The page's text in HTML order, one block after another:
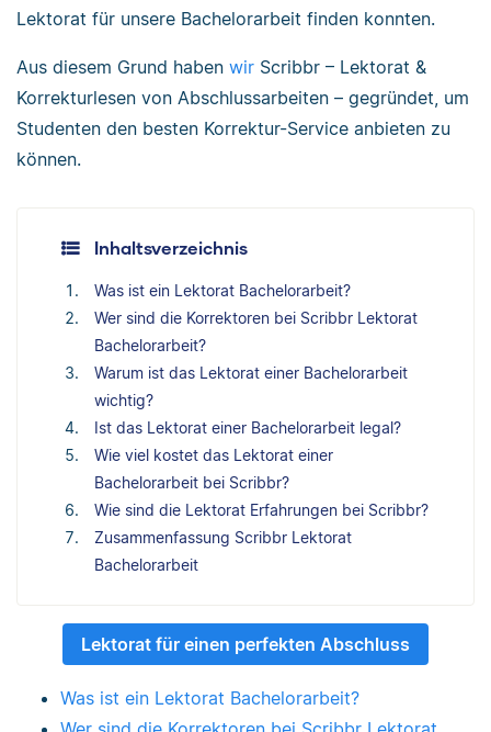
Lektorat für unsere Bachelorarbeit finden konnten.
Aus diesem Grund haben wir Scribbr – Lektorat &
Korrekturlesen von Abschlussarbeiten – gegründet, um
Studenten den besten Korrektur-Service anbieten zu
können.
Inhaltsverzeichnis
Was ist ein Lektorat Bachelorarbeit?
Wer sind die Korrektoren bei Scribbr Lektorat
Bachelorarbeit?
Warum ist das Lektorat einer Bachelorarbeit
wichtig?
Ist das Lektorat einer Bachelorarbeit legal?
Wie viel kostet das Lektorat einer
Bachelorarbeit bei Scribbr?
Wie sind die Lektorat Erfahrungen bei Scribbr?
Zusammenfassung Scribbr Lektorat
Bachelorarbeit
Lektorat für einen perfekten Abschluss
Was ist ein Lektorat Bachelorarbeit?